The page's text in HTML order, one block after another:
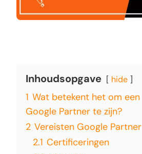
Inhoudsopgave hide
1 Wat betekent het om een
Google Partner te zijn?
2 Vereisten Google Partner
2.1 Certificeringen